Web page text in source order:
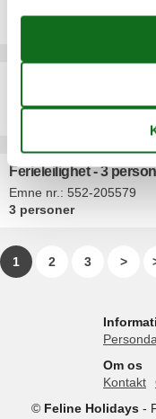
Ferieleilighet - 3
Emne nr.: 552-205579
3 personer
1 2 3 >
Om os
Kontakt
© Feline Holidays-